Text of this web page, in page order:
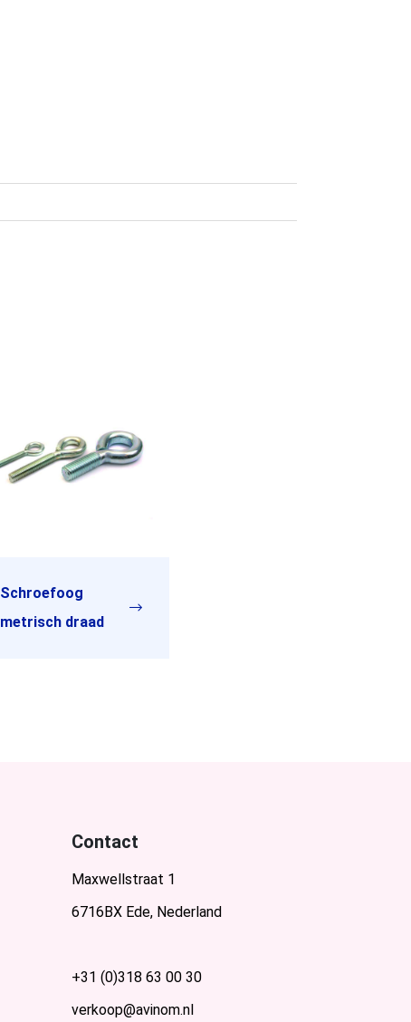
Schroefoog
metrisch draad
Contact
Maxwellstraat 1
6716BX Ede, Nederland
+31 (0)318 63 00 30
verkoop@avinom.nl